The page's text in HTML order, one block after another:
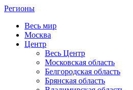
Регионы
Весь мир
Москва
Центр
Весь Центр
Московская область
Белгородская область
Брянская область